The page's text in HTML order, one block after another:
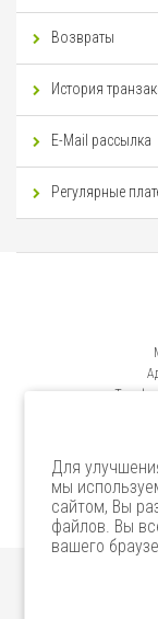
Возвраты
История
E-Mail рассылка
Регулярные
Для
мы
сайтом, Вы
файлов. Вы
вашего